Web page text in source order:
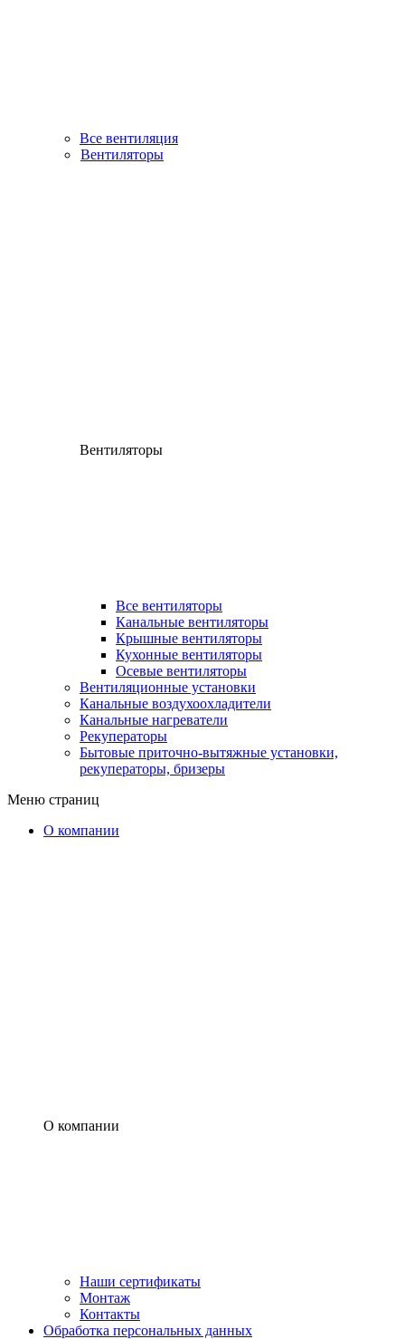
Все вентиляция
Вентиляторы
Вентиляторы
Все вентиляторы
Канальные вентиляторы
Крышные вентиляторы
Кухонные вентиляторы
Осевые вентиляторы
Вентиляционные установки
Канальные воздухоохладители
Канальные нагреватели
Рекуператоры
Бытовые приточно-вытяжные установки,
рекуператоры, бризеры
Меню страниц
О компании
О компании
Наши сертификаты
Монтаж
Контакты
Обработка персональных данных